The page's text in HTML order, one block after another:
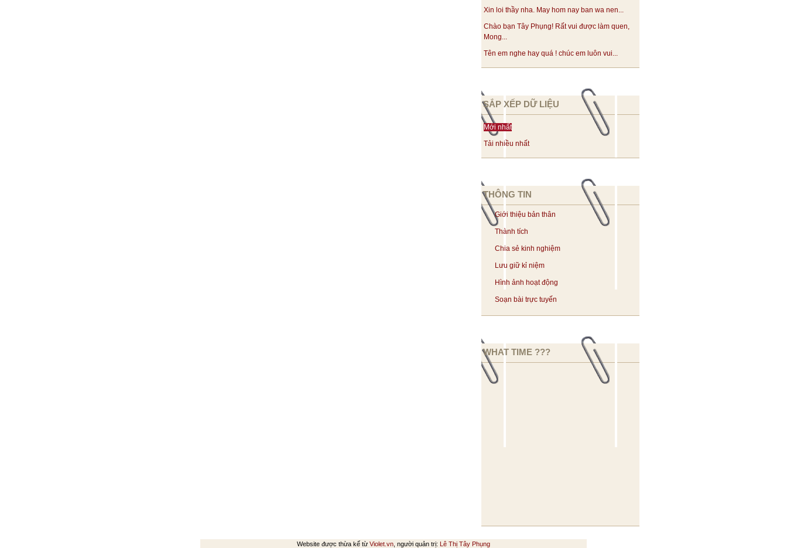
Xin loi thầy nha. May hom nay ban wa nen...
Chào bạn Tây Phụng! Rất vui được làm quen,
Mong...
Tên em nghe hay quá ! chúc em luôn vui...
SẮP XẾP DỮ LIỆU
Mới nhất
Tải nhiều nhất
THÔNG TIN
Giới thiệu bản thân
Thành tích
Chia sẻ kinh nghiệm
Lưu giữ kỉ niệm
Hình ảnh hoạt động
Soạn bài trực tuyến
WHAT TIME ???
Website được thừa kế từ Violet.vn , người quản trị: Lê Thị Tây Phụng